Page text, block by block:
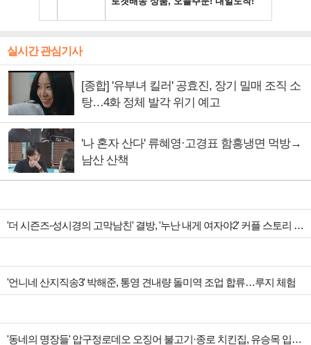
실시간 관심기사
[종합] '유부녀 킬러' 공효진, 장기 밀매 조직 소
탕…4화 정체 발각 위기 예고
'나 혼자 산다' 류혜영·고경표 함흥냉면 먹방→
남산 산책
'더 시즌즈-성시경의 고막남친' 결방, '누난 내게 여자야2' 커플 스토리 편성
'언니네 산지직송3' 박해준, 통영 견내량 돌미역 조업 합류…루지 체험
'동네의 명장들' 압구정로데오 오징어 불고기·종로 치킨집, 유승목 입맛 저격